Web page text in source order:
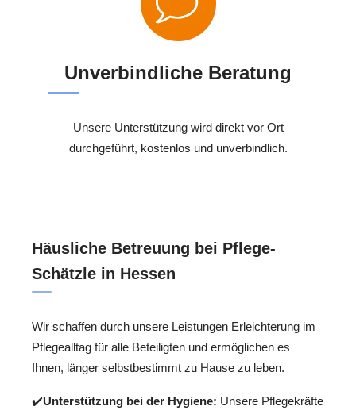
Unverbindliche Beratung
Unsere Unterstützung wird direkt vor Ort
durchgeführt, kostenlos und unverbindlich.
Häusliche Betreuung bei Pflege-
Schätzle in Hessen
Wir schaffen durch unsere Leistungen Erleichterung im
Pflegealltag für alle Beteiligten und ermöglichen es
Ihnen, länger selbstbestimmt zu Hause zu leben.
✔️Unterstützung bei der Hygiene: Unsere Pflegekräfte